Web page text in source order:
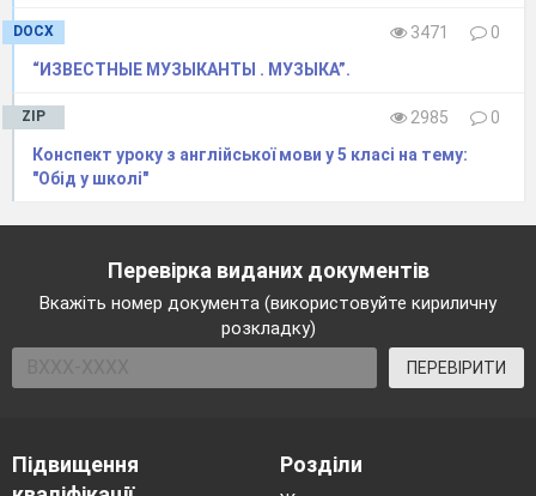
DOCX 3471
0
“ИЗВЕСТНЫЕ МУЗЫКАНТЫ . МУЗЫКА”.
ZIP 2985
0
Конспект уроку з англійської мови у 5 класі на тему:
"Обід у школі"
Перевірка виданих документів
Вкажіть номер документа (використовуйте кириличну
розкладку)
ПЕРЕВІРИТИ
Підвищення
Розділи